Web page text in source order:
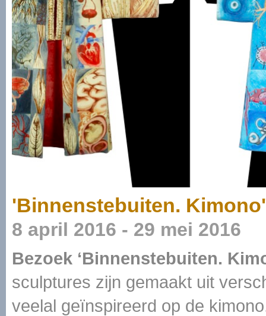
'Binnenstebuiten.
8 april 2016 - 29 mei 2016
Bezoek ‘Binnenstebuiten.
sculptures zijn gemaakt uit
veelal geïnspireerd op de